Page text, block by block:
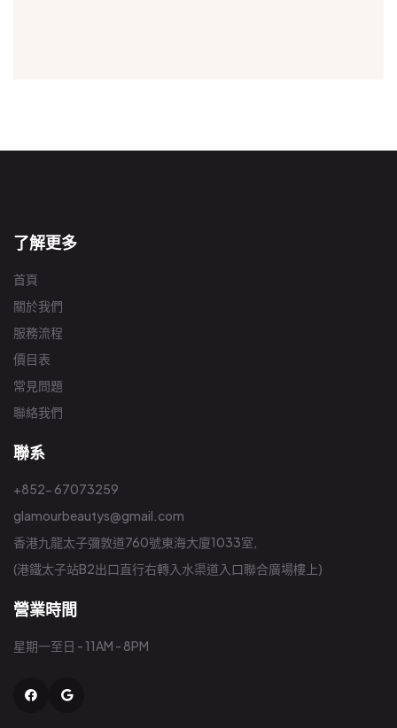
了解更多
首頁
關於我們
服務流程
價目表
常見問題
聯絡我們
聯系
+852- 67073259
glamourbeautys@gmail.com
香港九龍太子彌敦道760號東海大廈1033室,
(港鐵太子站B2出口直行右轉入水渠道入口聯合廣場樓上)
營業時間
星期一至日 - 11AM - 8PM